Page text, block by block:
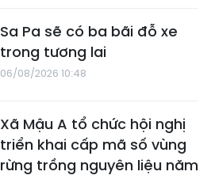
Sa Pa sẽ có ba bãi đỗ xe
trong tương lai
06/08/2026 10:48
Xã Mậu A tổ chức hội nghị
triển khai cấp mã số vùng
rừng trồng nguyên liệu năm